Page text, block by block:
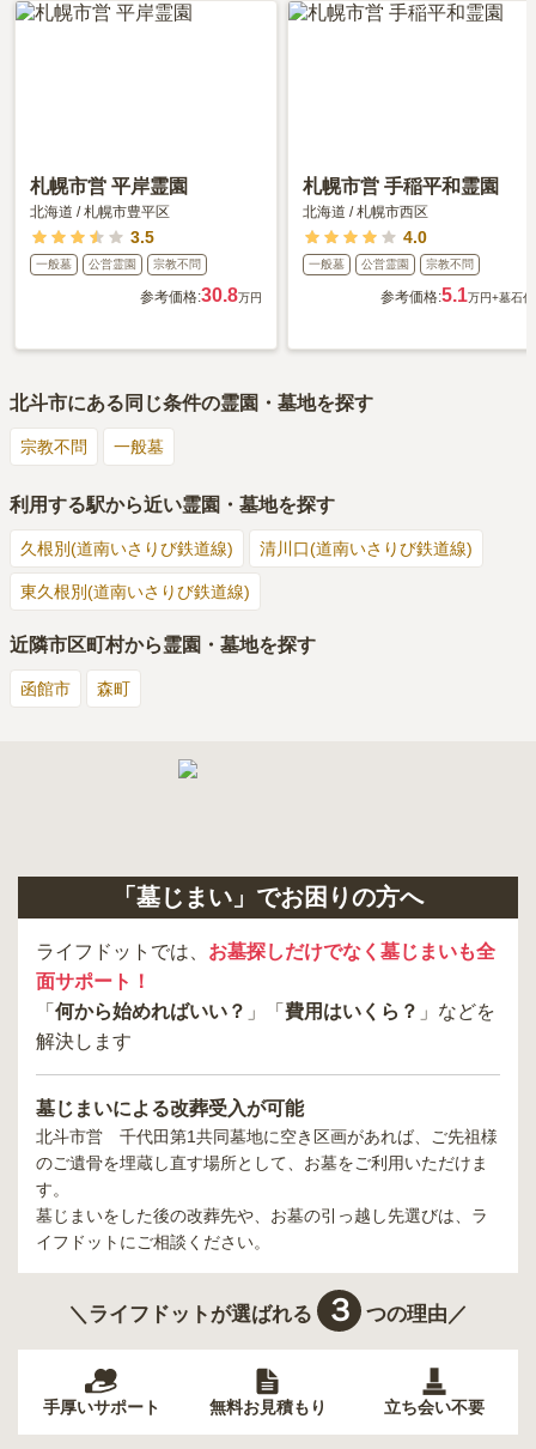
札幌市営 平岸霊園
北海道 /札幌市豊平区
3.5
一般墓 公営霊園 宗教不問
参考価格:30.8万円
札幌市営 手稲平和霊園
北海道 /札幌市西区
4.0
一般墓 公営霊園 宗教不問
参考価格:5.1万円+墓石代
北斗市にある同じ条件の霊園・墓地を探す
宗教不問 一般墓
利用する駅から近い霊園・墓地を探す
久根別(道南いさりび鉄道線) 清川口(道南いさりび鉄道線)
東久根別(道南いさりび鉄道線)
近隣市区町村から霊園・墓地を探す
函館市 森町
「墓じまい」でお困りの方へ
ライフドットでは、 お墓探しだけでなく墓じまいも全
面サポート！
「 何から始めればいい？ 」「 費用はいくら？ 」などを
解決します
墓じまいによる改葬受入が可能
北斗市営 千代田第1共同墓地に空き区画があれば、ご先祖様
のご遺骨を埋蔵し直す場所として、お墓をご利用いただけま
す。
墓じまいをした後の改葬先や、お墓の引っ越し先選びは、ラ
イフドットにご相談ください。
＼ライフドットが選ばれる ３ つの理由／
手厚いサポート 無料お見積もり 立ち会い不要